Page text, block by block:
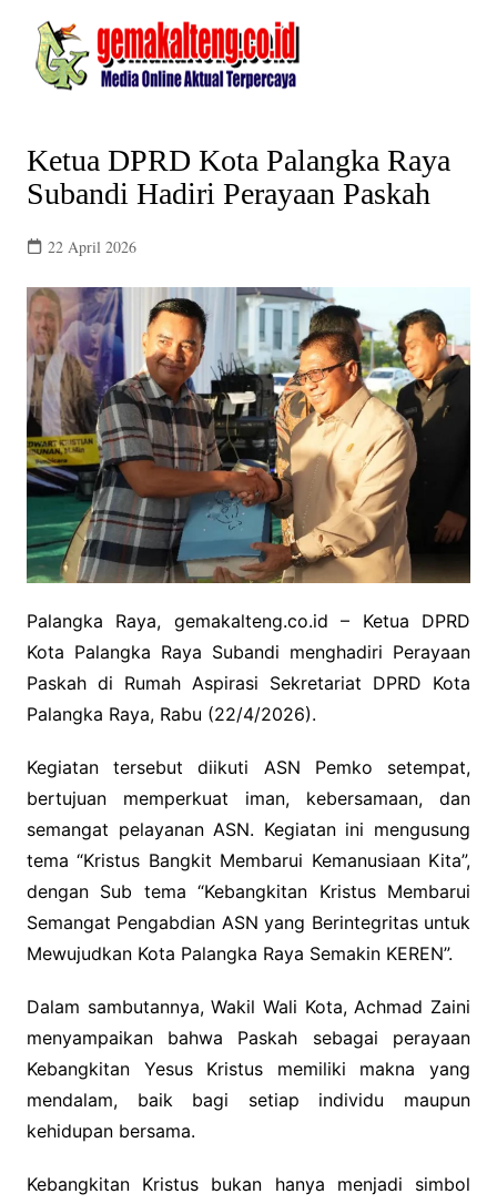
content
Ketua DPRD Kota Palangka Raya
Subandi Hadiri Perayaan Paskah
22 April 2026
Palangka Raya, gemakalteng.co.id – Ketua DPRD
Kota Palangka Raya Subandi menghadiri Perayaan
Paskah di Rumah Aspirasi Sekretariat DPRD Kota
Palangka Raya, Rabu (22/4/2026).
Kegiatan tersebut diikuti ASN Pemko setempat,
bertujuan memperkuat iman, kebersamaan, dan
semangat pelayanan ASN. Kegiatan ini mengusung
tema “Kristus Bangkit Membarui Kemanusiaan Kita”,
dengan Sub tema “Kebangkitan Kristus Membarui
Semangat Pengabdian ASN yang Berintegritas untuk
Mewujudkan Kota Palangka Raya Semakin KEREN”.
Dalam sambutannya, Wakil Wali Kota, Achmad Zaini
menyampaikan bahwa Paskah sebagai perayaan
Kebangkitan Yesus Kristus memiliki makna yang
mendalam, baik bagi setiap individu maupun
kehidupan bersama.
Kebangkitan Kristus bukan hanya menjadi simbol